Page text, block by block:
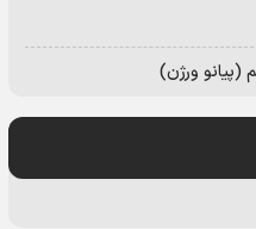
(پیانو ورژن)